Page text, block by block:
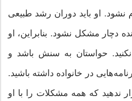
نشود. او باید دوران رشد طبیعی
دچار مشکل نشود. بنابراین، او
حواستان به سنش باشد و
در خانواده داشته باشید.
ندهید که همه مشکلات را با او